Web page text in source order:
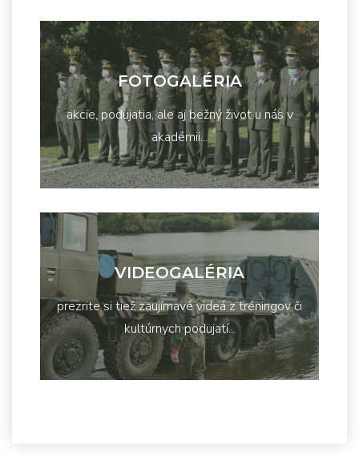
FOTOGALÉRIA
akcie, podujatia, ale aj bežný život u nás v
akadémii...
VIDEOGALÉRIA
prezrite si tiež zaujímavé videá z tréningov či
kultúrnych podujatí...